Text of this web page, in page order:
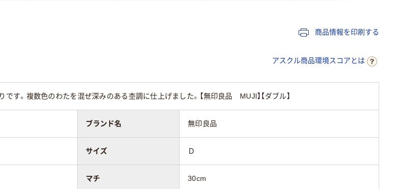
商品情報を印刷する
アスクル商品環境スコアとは
です。複数色のわたを混ぜ深みのある杢調に仕上げました。【無印良品 MUJI】【ダブル】
ブランド名 無印良品
サイズ Ｄ
マチ 30cm